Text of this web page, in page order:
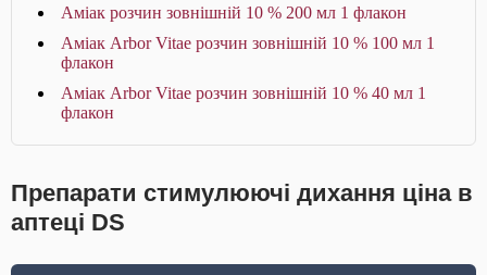
Аміак розчин зовнішній 10 % 200 мл 1 флакон
Аміак Arbor Vitae розчин зовнішній 10 % 100 мл 1
флакон
Аміак Arbor Vitae розчин зовнішній 10 % 40 мл 1
флакон
Препарати стимулюючі дихання ціна в
аптеці DS